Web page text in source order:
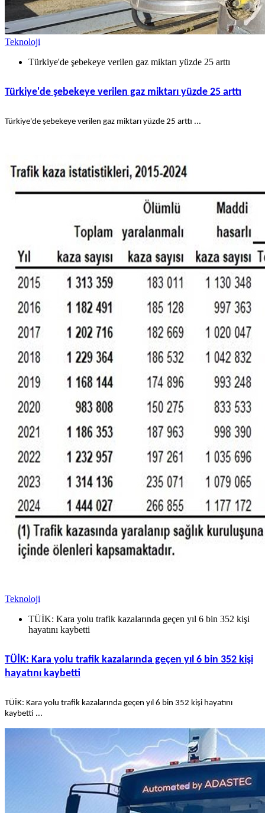
Teknoloji
Türkiye'de şebekeye verilen gaz miktarı yüzde 25 arttı
Türkiye'de şebekeye verilen gaz miktarı yüzde 25 arttı
Türkiye'de şebekeye verilen gaz miktarı yüzde 25 arttı ...
Teknoloji
TÜİK: Kara yolu trafik kazalarında geçen yıl 6 bin 352 kişi
hayatını kaybetti
TÜİK: Kara yolu trafik kazalarında geçen yıl 6 bin 352 kişi
hayatını kaybetti
TÜİK: Kara yolu trafik kazalarında geçen yıl 6 bin 352 kişi hayatını
kaybetti ...